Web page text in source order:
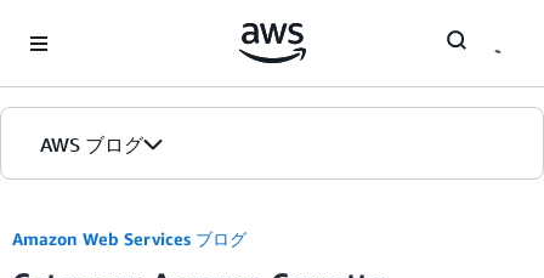
AWS ブログ
Amazon Web Services ブログ